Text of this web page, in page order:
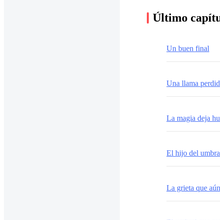
Último
Un buen final
Una llama
La magia deja
El hijo del
La grieta que